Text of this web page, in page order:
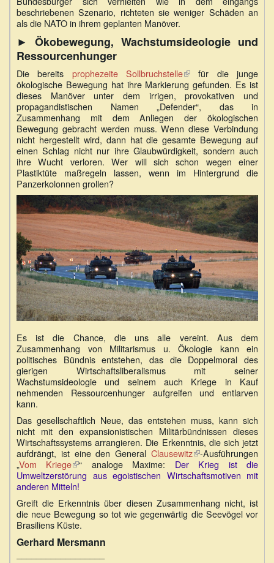
beschriebenen Szenario, richteten sie weniger Schäden an
als die NATO in ihrem geplanten Manöver.
► Ökobewegung, Wachstumsideologie und
Ressourcenhunger
Die bereits prophezeite Sollbruchstelle(Link
ist
extern)
für die junge
ökologische Bewegung hat ihre Markierung gefunden. Es ist
dieses Manöver unter dem irrigen, provokativen und
propagandistischen Namen „Defender“, das in
Zusammenhang mit dem Anliegen der ökologischen
Bewegung gebracht werden muss. Wenn diese Verbindung
nicht hergestellt wird, dann hat die gesamte Bewegung auf
einen Schlag nicht nur ihre Glaubwürdigkeit, sondern auch
ihre Wucht verloren. Wer will sich schon wegen einer
Plastiktüte maßregeln lassen, wenn im Hintergrund die
Panzerkolonnen grollen?
Es ist die Chance, die uns alle vereint. Aus dem
Zusammenhang von Militarismus u. Ökologie kann ein
politisches Bündnis entstehen, das die Doppelmoral des
gierigen Wirtschaftsliberalismus mit seiner
Wachstumsideologie und seinem auch Kriege in Kauf
nehmenden Ressourcenhunger aufgreifen und entlarven
kann.
Das gesellschaftlich Neue, das entstehen muss, kann sich
nicht mit den expansionistischen Militärbündnissen dieses
Wirtschaftssystems arrangieren. Die Erkenntnis, die sich jetzt
aufdrängt, ist eine den General Clausewitz(Link
ist
extern)
-Ausführungen
„Vom Kriege(Link
ist
extern)
“ analoge Maxime: Der Krieg ist die
Umweltzerstörung aus egoistischen Wirtschaftsmotiven mit
anderen Mitteln!
Greift die Erkenntnis über diesen Zusammenhang nicht, ist
die neue Bewegung so tot wie gegenwärtig die Seevögel vor
Brasiliens Küste.
Gerhard Mersmann